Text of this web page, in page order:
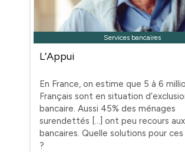
Services bancaires
L’Appui
En France, on estime que 5 à 6
Français sont en situation
bancaire. Aussi 45% des ménages
surendettés […] ont peu recours
bancaires. Quelle solutions pour
?